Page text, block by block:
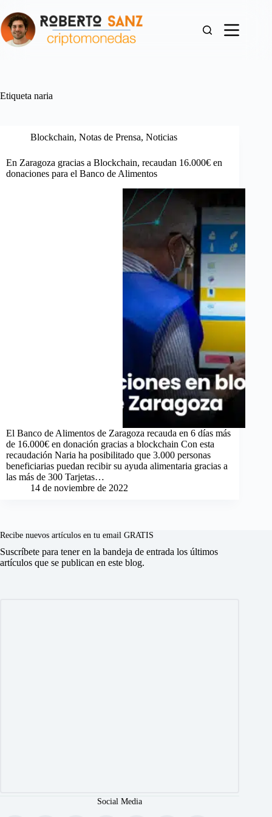
al
contenido
Etiqueta naria
Blockchain, Notas de Prensa, Noticias
En Zaragoza gracias a Blockchain, recaudan 16.000€ en
donaciones para el Banco de Alimentos
El Banco de Alimentos de Zaragoza recauda en 6 días más
de 16.000€ en donación gracias a blockchain Con esta
recaudación Naria ha posibilitado que 3.000 personas
beneficiarias puedan recibir su ayuda alimentaria gracias a
las más de 300 Tarjetas…
14 de noviembre de 2022
Recibe nuevos artículos en tu email GRATIS
Suscríbete para tener en la bandeja de entrada los últimos
artículos que se publican en este blog.
Social Media